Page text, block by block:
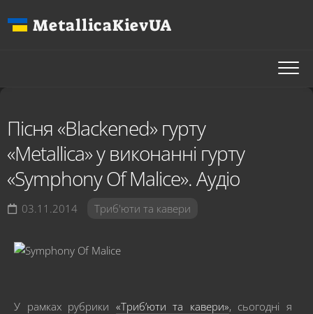
до
MetallicaKievUA
Пісня «Blackened» гурту
«Metallica» у виконанні гурту
«Symphony Of Malice». Аудіо
03.11.2014 Триб'юти та кавери
У рамках рубрики «Триб’юти та кавери», сьогодні я